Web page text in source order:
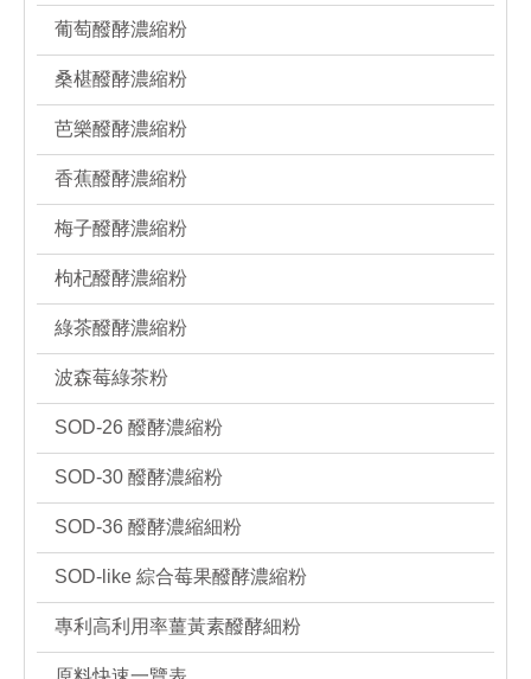
葡萄醱酵濃縮粉
桑椹醱酵濃縮粉
芭樂醱酵濃縮粉
香蕉醱酵濃縮粉
梅子醱酵濃縮粉
枸杞醱酵濃縮粉
綠茶醱酵濃縮粉
波森莓綠茶粉
SOD-26 醱酵濃縮粉
SOD-30 醱酵濃縮粉
SOD-36 醱酵濃縮細粉
SOD-like 綜合莓果醱酵濃縮粉
專利高利用率薑黃素醱酵細粉